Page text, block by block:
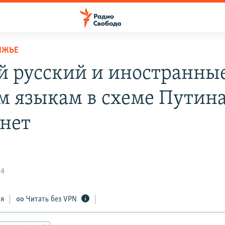
русский и
языкам в схеме
Читать без VPN